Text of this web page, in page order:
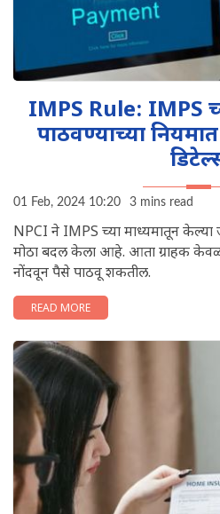
IMPS Rule: IMPS
पाठवण्याच्या
01 Feb, 2024 10:20 3 mins read
NPCI ने IMPS च्या माध्यमातून केल्या
मोठा बदल केला आहे. आता ग्राहक
नोंदवून पैसे पाठवू शकतील.
READ MORE